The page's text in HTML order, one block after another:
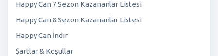
Happy Can 7.Sezon Kazananlar Listesi
Happy Can 8.Sezon Kazananlar Listesi
Happy Can İndir
Şartlar & Koşullar